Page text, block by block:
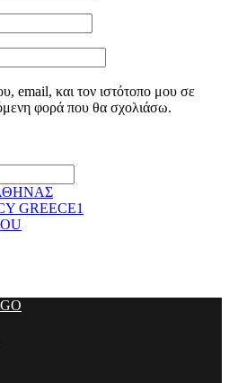
email, και τον ιστότοπο μου σε
φορά που θα σχολιάσω.